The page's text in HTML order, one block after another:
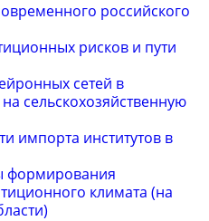
российского
рисков и пути
сетей в
сельскохозяйственную
импорта институтов в
формирования
климата (на